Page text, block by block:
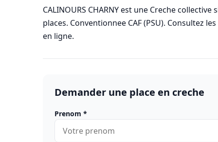
CALINOURS CHARNY est une Creche
places. Conventionnee CAF (PSU). Consultez
en ligne.
Demander une place en creche
Prenom *